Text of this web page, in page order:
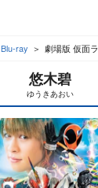
Blu-ray 劇場版 仮面
悠木碧
ゆうきあおい